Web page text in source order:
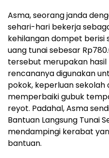
Asma, seorang janda
sehari-hari bekerja
kehilangan dompet
uang tunai sebesar
tersebut merupakan
rencananya digunakan
pokok, keperluan
memperbaiki gubuk
reyot. Padahal, Asma
Bantuan Langsung Tunai
mendampingi kerabat
bantuan.